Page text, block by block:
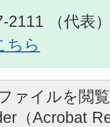
2111 （代表
ちら
ァイルを閲
（Acrobat